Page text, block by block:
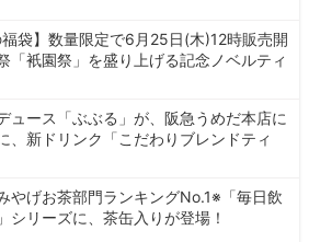
福袋】数量限定で6月25日(木)12時販売開
「衹園祭」を盛り上げる記念ノベルティ
ュース「ぶぶる」が、阪急うめだ本店に
、新ドリンク「こだわりブレンドティ
やげお茶部門ランキングNo.1※「毎日飲
シリーズに、茶缶入りが登場！